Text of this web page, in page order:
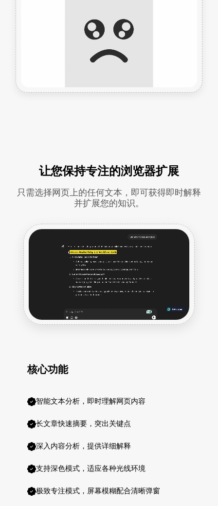
让您保持专注的浏览器扩展
只需选择网页上的任何文本，即可获得即时解释
并扩展您的知识。
核心功能
智能文本分析，即时理解网页内容
长文章快速摘要，突出关键点
深入内容分析，提供详细解释
支持深色模式，适应各种光线环境
极致专注模式，屏幕模糊配合清晰弹窗